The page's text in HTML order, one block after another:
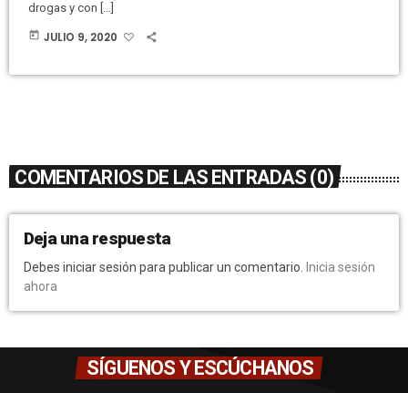
drogas y con […]
today JULIO 9, 2020
COMENTARIOS DE LAS ENTRADAS (0)
Deja una respuesta
Debes iniciar sesión para publicar un comentario.
Inicia sesión
ahora
SÍGUENOS Y ESCÚCHANOS